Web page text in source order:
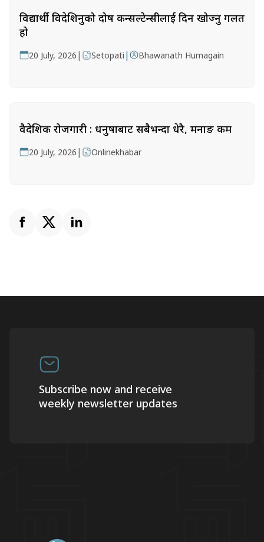
विद्यार्थी विदेशिनुको दोष कन्सल्टेन्सीलाई दिन खोज्नु गलत
हो
20 July, 2026 | Setopati | Bhawanath Humagain
वैदेशिक रोजगारी : धनुषाबाट सबैभन्दा धेरै, मनाङ कम
20 July, 2026 | Onlinekhabar
Subscribe now and receive
weekly newsletter updates